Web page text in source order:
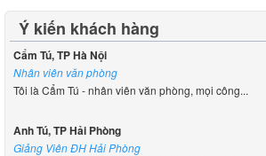
Ý kiến khách hàng
Cẩm Tú, TP Hà Nội
Nhân viên văn phòng
Tôi là Cẩm Tú - nhân viên văn phòng, mọi công...
Anh Tú, TP Hải Phòng
Giảng Viên ĐH Hải Phòng